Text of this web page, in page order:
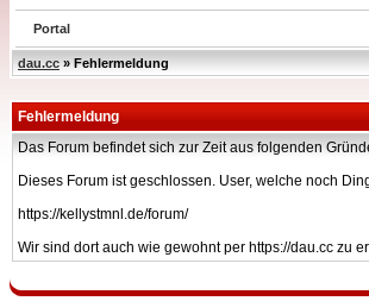
Portal
dau.cc » Fehlermeldung
Fehlermeldung
Das Forum befindet sich zur Zeit aus folgenden
Dieses Forum ist geschlossen. User, welche noch
https://kellystmnl.de/forum/
Wir sind dort auch wie gewohnt per https://dau.cc zu